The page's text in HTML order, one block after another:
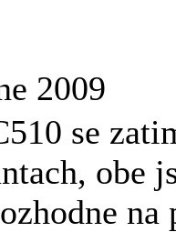
2009
se
obe
na